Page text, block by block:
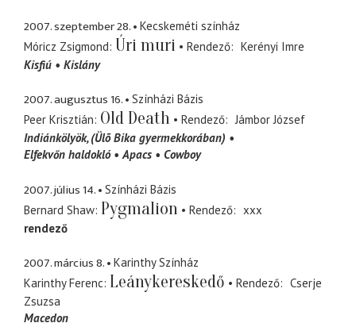
2007. szeptember 28.
Kecskeméti színház
Móricz Zsigmond Úri muri Rendező
Kerényi Imre
Kisfiú
Kislány
2007. augusztus 16.
Színházi Bázis
Peer Krisztián Old Death Rendező
Jámbor József
Indiánkölyök (Ülõ Bika gyermekkorában)
Elfekvőn haldokló
Apacs Cowboy
2007. július 14.
Színházi Bázis
Bernard Shaw Pygmalion Rendező
xxx
rendező
2007. március 8.
Karinthy Színház
Karinthy Ferenc Leánykereskedő Rendező
Cserje
Zsuzsa
Macedon